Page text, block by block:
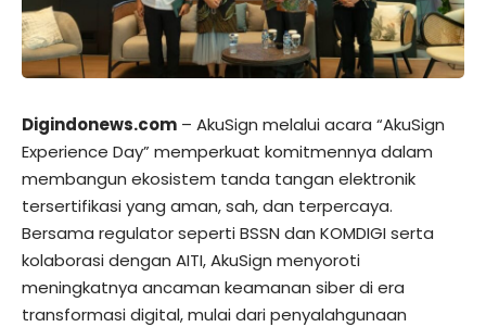
Digindonews.com – AkuSign melalui acara “AkuSign
Experience Day” memperkuat komitmennya dalam
membangun ekosistem tanda tangan elektronik
tersertifikasi yang aman, sah, dan terpercaya.
Bersama regulator seperti BSSN dan KOMDIGI serta
kolaborasi dengan AITI, AkuSign menyoroti
meningkatnya ancaman keamanan siber di era
transformasi digital, mulai dari penyalahgunaan